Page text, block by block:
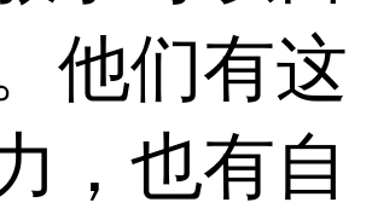
他们有这
，也有自